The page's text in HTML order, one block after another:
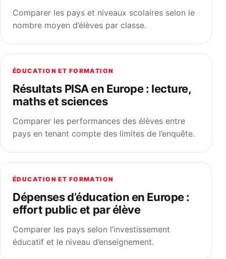
Comparer les pays et niveaux scolaires selon le
nombre moyen d’élèves par classe.
ÉDUCATION ET FORMATION
Résultats PISA en Europe : lecture,
maths et sciences
Comparer les performances des élèves entre
pays en tenant compte des limites de l’enquête.
ÉDUCATION ET FORMATION
Dépenses d’éducation en Europe :
effort public et par élève
Comparer les pays selon l’investissement
éducatif et le niveau d’enseignement.